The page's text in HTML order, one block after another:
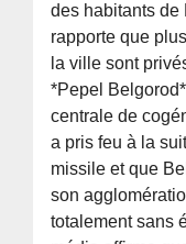
des habitants de
rapporte que
la ville sont
*Pepel
centrale de
a pris feu à la
missile et que
son
totalement sans